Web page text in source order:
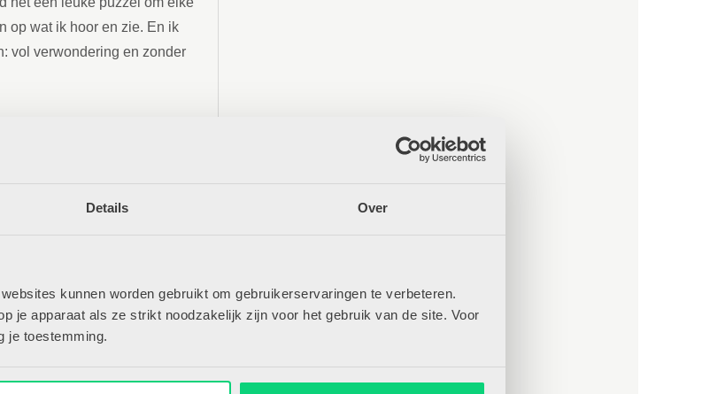
Details Over
kunnen worden gebruikt om gebruikerservaringen te verbeteren.
je apparaat als ze strikt noodzakelijk zijn voor het gebruik van de site. Voor
je toestemming.
op wat ik hoor en zie. En ik
vol verwondering en zonder
te laten ervaren. Zo leren ze
waarover ze wat willen
de klas. Zo zijn we
we weleens een spa
graag door. Een spinnetje
gaan met de